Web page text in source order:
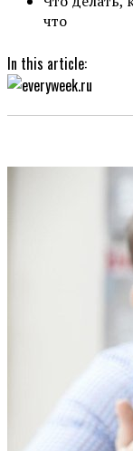
что
In this article: